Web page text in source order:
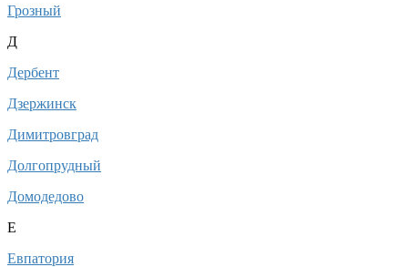
Грозный
Д
Дербент
Дзержинск
Димитровград
Долгопрудный
Домодедово
Е
Евпатория